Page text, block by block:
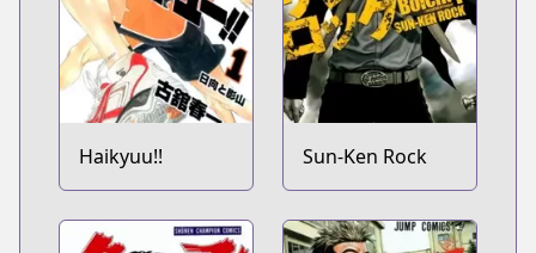
Haikyuu!! Sun-Ken Rock